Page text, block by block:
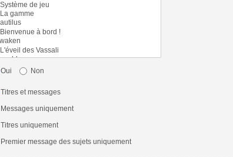
Oui Non
Titres et messages
Messages uniquement
Titres uniquement
Premier message des sujets uniquement